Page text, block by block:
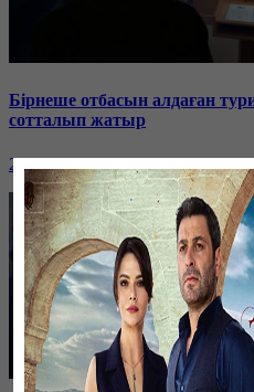
Бірнеше отбасын алдаған
сотталып жатыр
26 января, 19:36